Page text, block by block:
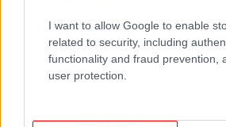
I want to allow Google to enable
related to security, including
functionality and fraud prevention,
user protection.